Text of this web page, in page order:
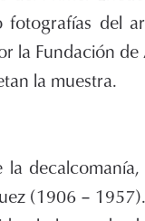
del
la Fundación
la muestra.
(1906 – 1957).